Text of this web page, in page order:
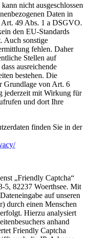
nicht ausgeschlossen
Daten in
49 Abs. 1 a DSGVO.
den EU-Standards
Auch sonstige
fehlen. Daher
Stellen auf
ausreichende
bestehen. Die
Grundlage von Art. 6
jederzeit mit Wirkung für
und dort Ihre
finden Sie in der
„Friendly Captcha“
5, 82237 Woerthsee. Mit
auf unseren
durch einen Menschen
Hierzu analysiert
anhand
Friendly Captcha